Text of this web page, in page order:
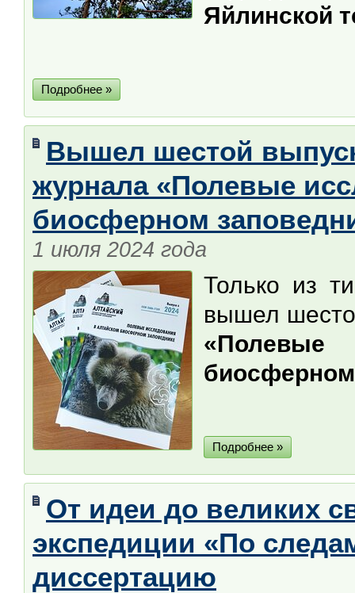
Яйлинской
Подробнее »
Вышел шестой
журнала «Полевые
биосферном
1 июля 2024 года
Только из
вышел
Подробнее »
От идеи до великих
экспедиции «По
диссертацию